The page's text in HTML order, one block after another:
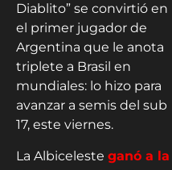
Diablito” se convirtió en
el primer jugador de
Argentina que le anota
triplete a Brasil en
mundiales: lo hizo para
avanzar a semis del sub
17, este viernes.
La Albiceleste ganó a la